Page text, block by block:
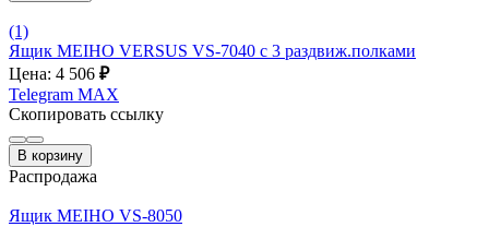
(1)
Ящик MEIHO VERSUS VS-7040 с 3 раздвиж.полками
Цена: 4 506 ₽
Telegram MAX
Скопировать ссылку
В корзину
Распродажа
Ящик MEIHO VS-8050